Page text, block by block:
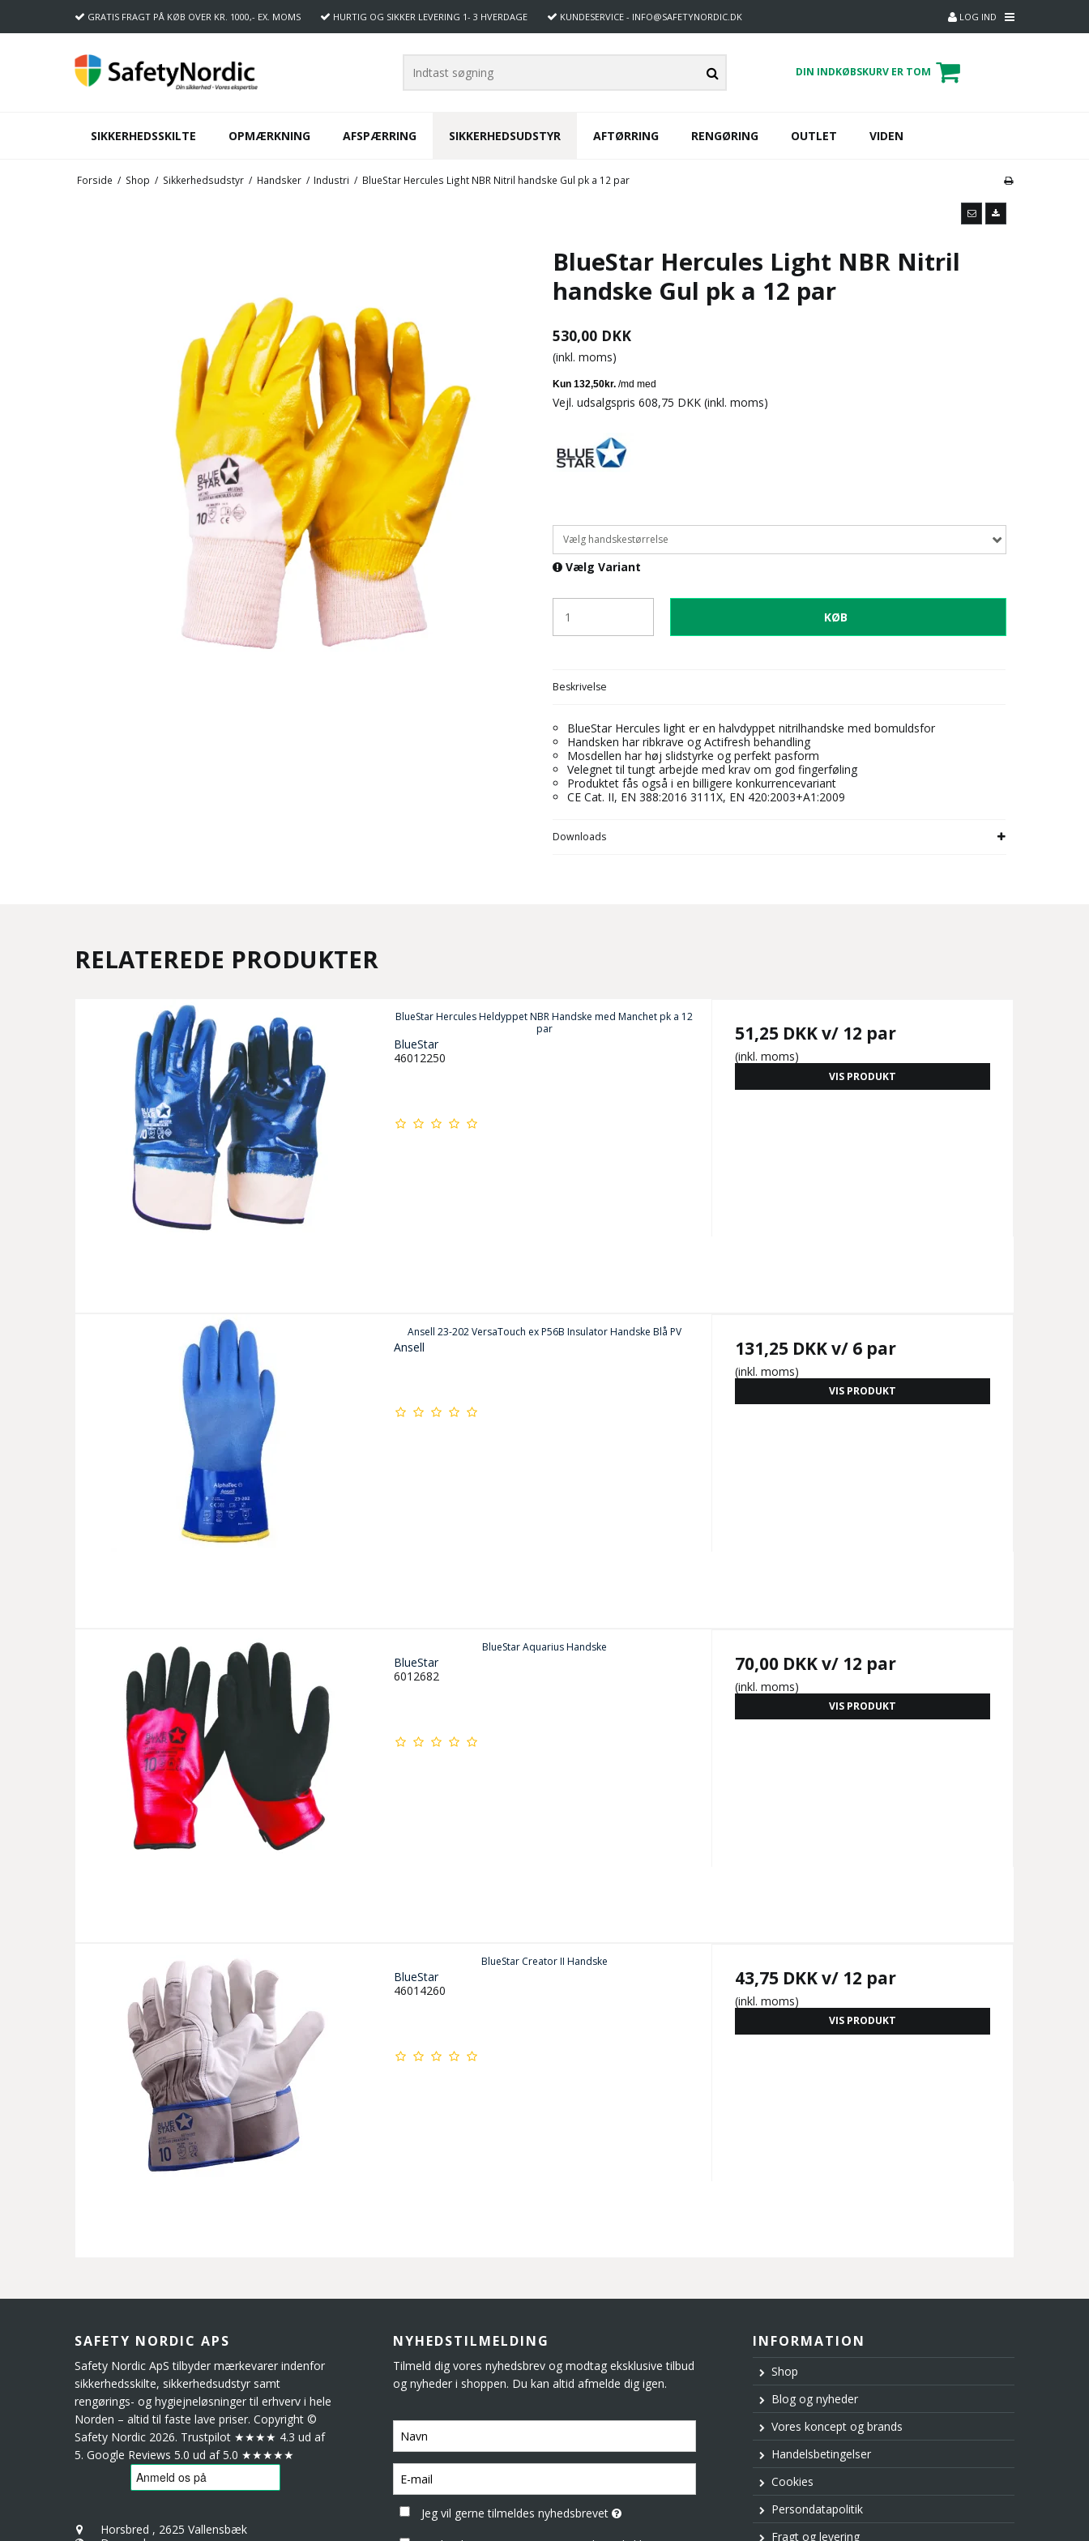
GRATIS FRAGT PÅ KØB OVER KR. 1000,- EX. MOMS HURTIG OG SIKKER LEVERING 1- 3 HVERDAGE KUNDESERVICE - INFO@SAFETYNORDIC.DK LOG IND
DIN INDKØBSKURV ER TOM
SIKKERHEDSSKILTE OPMÆRKNING AFSPÆRRING SIKKERHEDSUDSTYR AFTØRRING RENGØRING OUTLET VIDEN
Forside / Shop / Sikkerhedsudstyr / Handsker / Industri / BlueStar Hercules Light NBR Nitril handske Gul pk a 12 par
BlueStar Hercules Light NBR Nitril
handske Gul pk a 12 par
530,00 DKK
(inkl. moms)
Vejl. udsalgspris 608,75 DKK (inkl. moms)
Vælg handskestørrelse
Vælg Variant
KØB
Beskrivelse
BlueStar Hercules light er en halvdyppet nitrilhandske med bomuldsfor
Handsken har ribkrave og Actifresh behandling
Mosdellen har høj slidstyrke og perfekt pasform
Velegnet til tungt arbejde med krav om god fingerføling
Produktet fås også i en billigere konkurrencevariant
CE Cat. II, EN 388:2016 3111X, EN 420:2003+A1:2009
Downloads
RELATEREDE PRODUKTER
BlueStar Hercules Heldyppet NBR Handske med Manchet pk a 12
par
BlueStar
46012250
51,25 DKKv/ 12 par
(inkl. moms)
VIS PRODUKT
Ansell 23-202 VersaTouch ex P56B Insulator Handske Blå PV
Ansell 131,25 DKKv/ 6 par
(inkl. moms)
VIS PRODUKT
BlueStar Aquarius Handske
BlueStar
6012682
70,00 DKKv/ 12 par
(inkl. moms)
VIS PRODUKT
BlueStar Creator II Handske
BlueStar
46014260
43,75 DKKv/ 12 par
(inkl. moms)
VIS PRODUKT
SAFETY NORDIC APS
Safety Nordic ApS tilbyder mærkevarer indenfor
sikkerhedsskilte, sikkerhedsudstyr samt
rengørings- og hygiejneløsninger til erhverv i hele
Norden – altid til faste lave priser. Copyright ©
Safety Nordic 2026. Trustpilot ★★★★ 4.3 ud af
5. Google Reviews 5.0 ud af 5.0 ★★★★★
Horsbred , 2625 Vallensbæk
NYHEDSTILMELDING
Tilmeld dig vores nyhedsbrev og modtag eksklusive tilbud
og nyheder i shoppen. Du kan altid afmelde dig igen.
Jeg vil gerne tilmeldes nyhedsbrevet
INFORMATION
Shop
Blog og nyheder
Vores koncept og brands
Handelsbetingelser
Cookies
Persondatapolitik
Fragt og levering